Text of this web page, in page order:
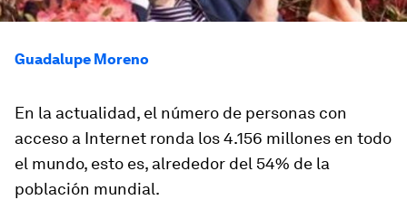
Guadalupe Moreno
En la actualidad, el número de personas con
acceso a Internet ronda los 4.156 millones en todo
el mundo, esto es, alrededor del 54% de la
población mundial.